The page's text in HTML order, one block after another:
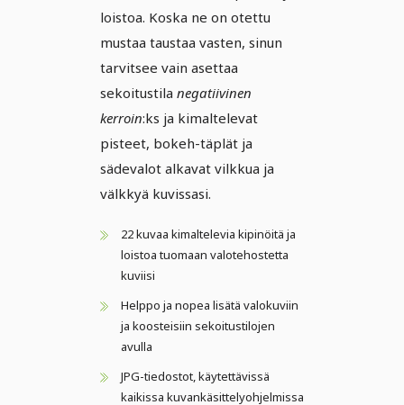
loistoa. Koska ne on otettu
mustaa taustaa vasten, sinun
tarvitsee vain asettaa
sekoitustila negatiivinen
kerroin:ks ja kimaltelevat
pisteet, bokeh-täplät ja
sädevalot alkavat vilkkua ja
välkkyä kuvissasi.
22 kuvaa kimaltelevia kipinöitä ja
loistoa tuomaan valotehostetta
kuviisi
Helppo ja nopea lisätä valokuviin
ja koosteisiin sekoitustilojen
avulla
JPG-tiedostot, käytettävissä
kaikissa kuvankäsittelyohjelmissa